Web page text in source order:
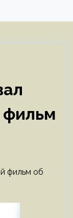
фильм
фильм об